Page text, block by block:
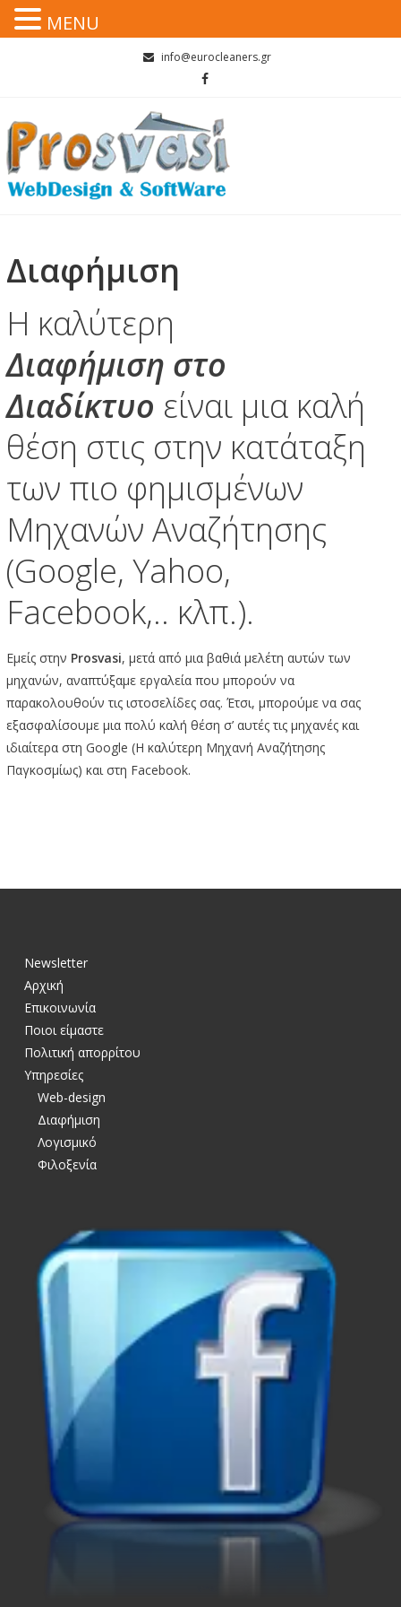
info@eurocleaners.gr
Διαφήμιση
Η καλύτερη
Διαφήμιση στο
Διαδίκτυο είναι μια καλή
θέση στις στην κατάταξη
των πιο φημισμένων
Μηχανών Αναζήτησης
(Google, Yahoo,
Facebook,.. κλπ.).
Εμείς στην Prosvasi, μετά από μια βαθιά μελέτη αυτών των
μηχανών, αναπτύξαμε εργαλεία που μπορούν να
παρακολουθούν τις ιστοσελίδες σας. Έτσι, μπορούμε να σας
εξασφαλίσουμε μια πολύ καλή θέση σ’ αυτές τις μηχανές και
ιδιαίτερα στη Google (Η καλύτερη Μηχανή Αναζήτησης
Παγκοσμίως) και στη Facebook.
Newsletter
Αρχική
Επικοινωνία
Ποιοι είμαστε
Πολιτική απορρίτου
Υπηρεσίες
Web-design
Διαφήμιση
Λογισμικό
Φιλοξενία
MENU